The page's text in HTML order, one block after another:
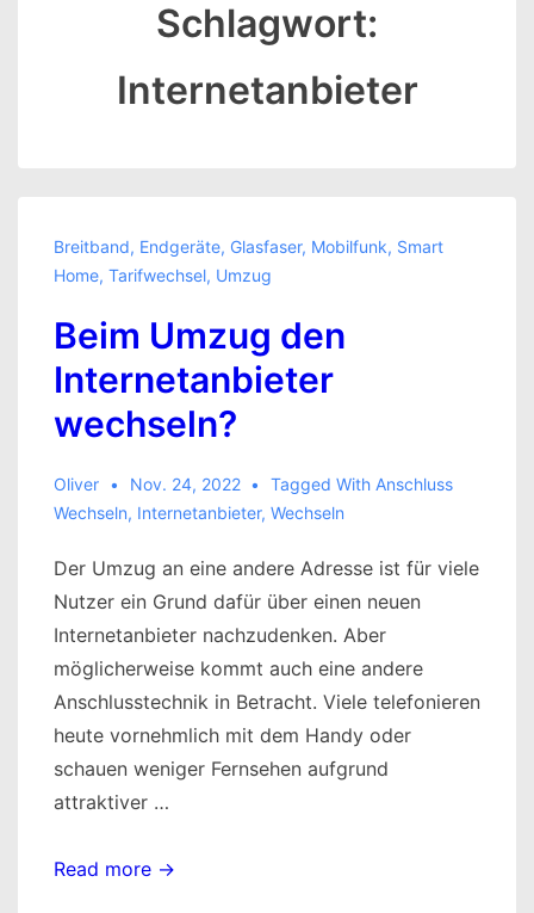
Schlagwort:
Internetanbieter
Breitband, Endgeräte, Glasfaser, Mobilfunk, Smart
Home, Tarifwechsel, Umzug
Beim Umzug den
Internetanbieter
wechseln?
Oliver Nov. 24, 2022 Tagged With Anschluss
Wechseln, Internetanbieter, Wechseln
Der Umzug an eine andere Adresse ist für viele
Nutzer ein Grund dafür über einen neuen
Internetanbieter nachzudenken. Aber
möglicherweise kommt auch eine andere
Anschlusstechnik in Betracht. Viele telefonieren
heute vornehmlich mit dem Handy oder
schauen weniger Fernsehen aufgrund
attraktiver …
Beim
Read more →